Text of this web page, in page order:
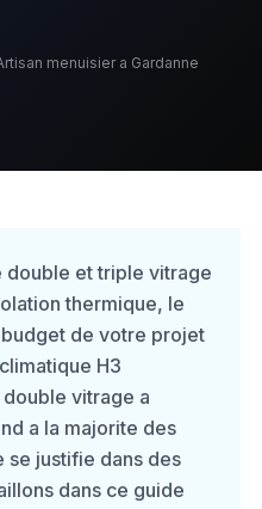
gratuit
menuisier a Gardanne
double et triple vitrage
thermique, le
de votre projet
H3
vitrage a
a la majorite des
se justifie dans des
dans ce guide